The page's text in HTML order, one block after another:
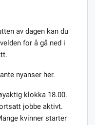
av dagen kan du
for å gå ned i
nyanser her.
klokka 18.00.
jobbe aktivt.
kvinner starter